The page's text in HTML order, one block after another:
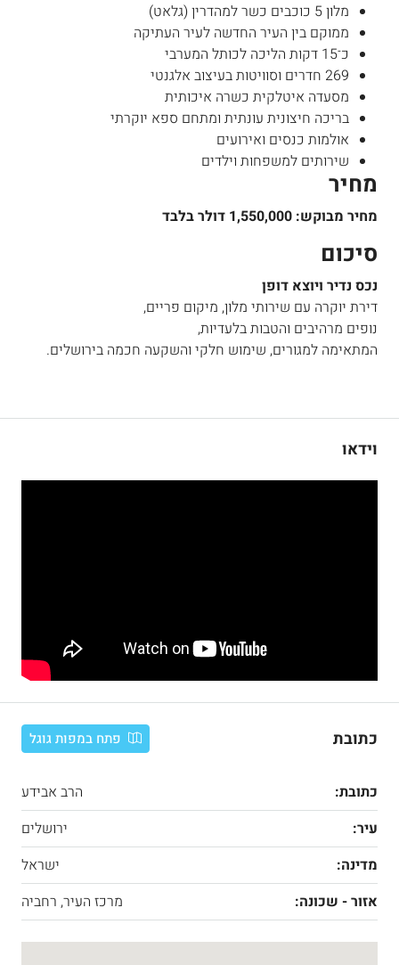
מלון 5 כוכבים כשר למהדרין (גלאט)
ממוקם בין העיר החדשה לעיר העתיקה
כ־15 דקות הליכה לכותל המערבי
269 חדרים וסוויטות בעיצוב אלגנטי
מסעדה איטלקית כשרה איכותית
בריכה חיצונית עונתית ומתחם ספא יוקרתי
אולמות כנסים ואירועים
שירותים למשפחות וילדים
מחיר
מחיר מבוקש: 1,550,000 דולר בלבד
סיכום
נכס נדיר ויוצא דופן
דירת יוקרה עם שירותי מלון, מיקום פריים,
נופים מרהיבים והטבות בלעדיות,
המתאימה למגורים, שימוש חלקי והשקעה חכמה בירושלים.
וידאו
כתובת פתח במפות גוגל
כתובת:
הרב אבידע
עיר:
ירושלים
מדינה:
ישראל
אזור - שכונה:
מרכז העיר, רחביה